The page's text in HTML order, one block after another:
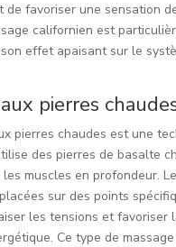
de favoriser une sensation
californien est
effet apaisant sur le
pierres
pierres chaudes est une
des pierres de basalte
muscles en profondeur.
sur des points
les tensions et favoriser
Ce type de